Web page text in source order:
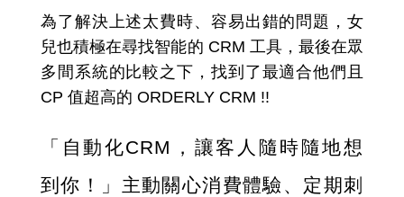
為了解決上述太費時、容易出錯的問題，女
兒也積極在尋找智能的 CRM 工具，最後在眾
多間系統的比較之下，找到了最適合他們且
CP 值超高的 ORDERLY CRM !!
「自動化CRM，讓客人隨時隨地想
到你！」主動關心消費體驗、定期刺